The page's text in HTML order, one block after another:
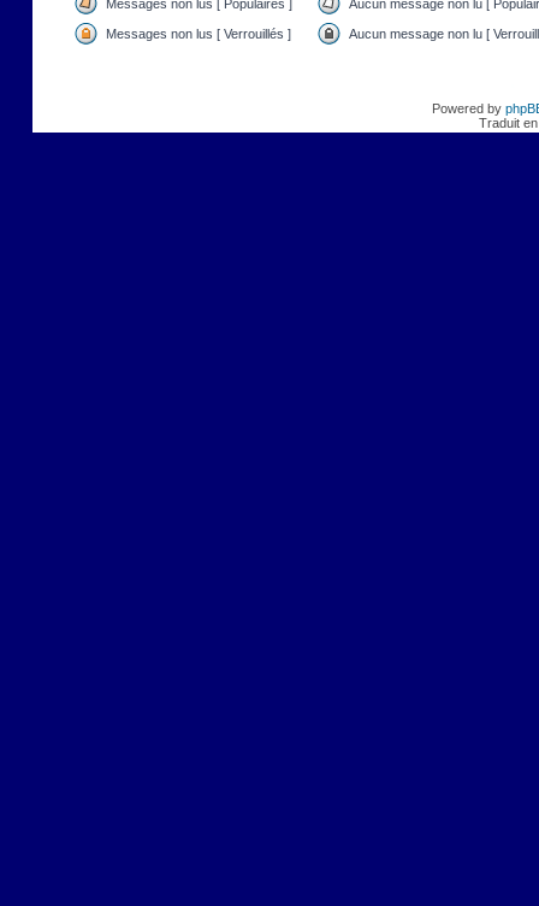
Messages non lus [ Populaires ] Aucun message non lu [
Messages non lus [ Verrouillés ] Aucun message non lu [
Powered by
Traduit